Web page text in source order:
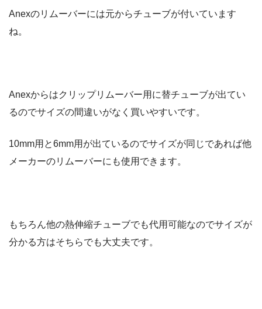
Anexのリムーバーには元からチューブが付いています
ね。
Anexからはクリップリムーバー用に替チューブが出てい
るのでサイズの間違いがなく買いやすいです。
10mm用と6mm用が出ているのでサイズが同じであれば他
メーカーのリムーバーにも使用できます。
もちろん他の熱伸縮チューブでも代用可能なのでサイズが
分かる方はそちらでも大丈夫です。